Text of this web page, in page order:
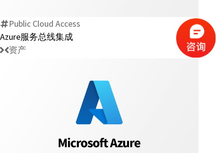
Public Cloud Access
Azure服务总线集成
资产
Microsoft
文